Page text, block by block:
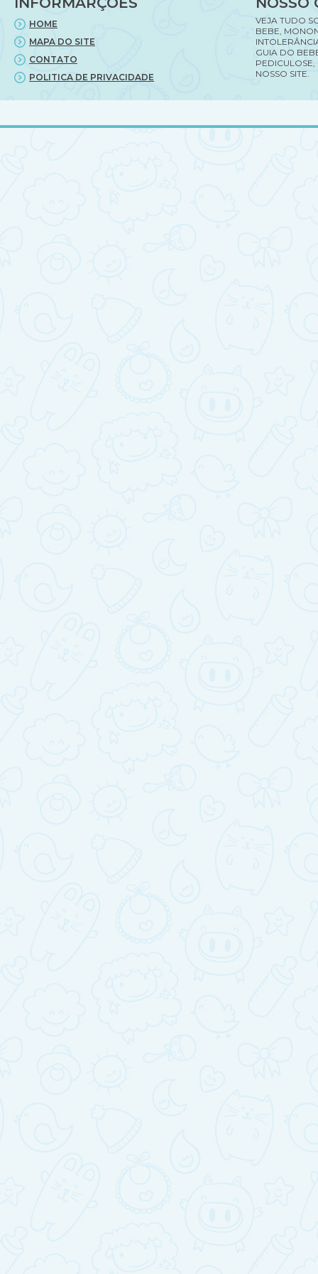
HOME
MAPA DO SITE
CONTATO
POLITICA DE PRIVACIDADE
VEJA TUDO
BEBE,
GUIA DO
PEDICULOSE,
NOSSO SITE.